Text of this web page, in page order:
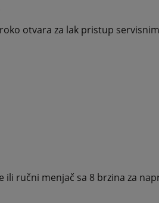
otvara za lak pristup
ili ručni menjač sa 8 brzina za